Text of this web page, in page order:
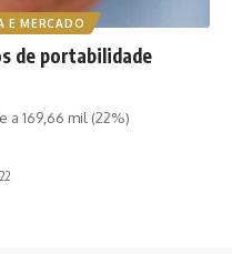
E MERCADO
de portabilidade
169,66 mil (22%)